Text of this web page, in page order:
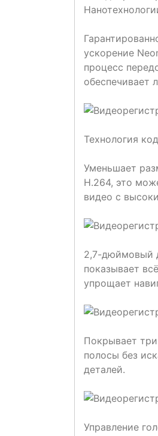
ускорение
процесс
обеспечивает
Технология
Уменьшает
H.264, это
видео с
2,7-дюймовый
показывает
упрощает
Покрывает
полосы без
деталей.
Управление